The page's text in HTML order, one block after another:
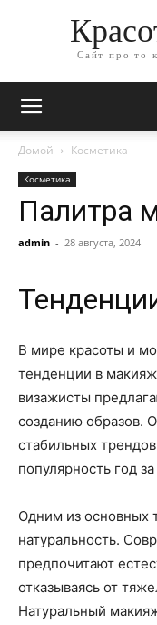
Сайт про то
Домой Косметика
Косметика
Палитра
admin - 28 августа, 2024
В мире красоты и
тенденции в
визажисты
созданию образов.
стабильных
популярность год
Одним из основных
натуральность.
предпочитают
отказываясь от
Натуральный